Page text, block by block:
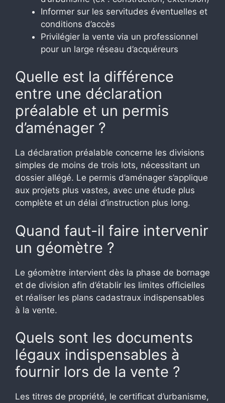
Informer sur les servitudes éventuelles et
conditions d’accès
Privilégier la vente via un professionnel
pour un large réseau d’acquéreurs
Quelle est la différence
entre une déclaration
préalable et un permis
d’aménager ?
La déclaration préalable concerne les divisions
simples de moins de trois lots, nécessitant un
dossier allégé. Le permis d’aménager s’applique
aux projets plus vastes, avec une étude plus
complète et un délai d’instruction plus long.
Quand faut-il faire intervenir
un géomètre ?
Le géomètre intervient dès la phase de bornage
et de division afin d’établir les limites officielles
et réaliser les plans cadastraux indispensables
à la vente.
Quels sont les documents
légaux indispensables à
fournir lors de la vente ?
Les titres de propriété, le certificat d’urbanisme,